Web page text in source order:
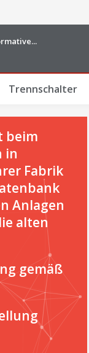
Trennschalter
beim
in
Fabrik
Anlagen
alten
gemäß